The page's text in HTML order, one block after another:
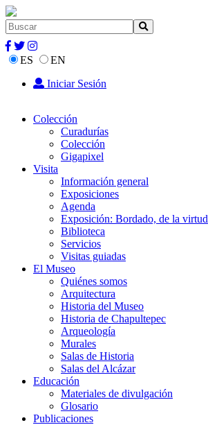
ES
EN
Iniciar Sesión
Colección
Curadurías
Colección
Gigapixel
Visita
Información general
Exposiciones
Agenda
Exposición: Bordado, de la virtud
Biblioteca
Servicios
Visitas guiadas
El Museo
Quiénes somos
Arquitectura
Historia del Museo
Historia de Chapultepec
Arqueología
Murales
Salas de Historia
Salas del Alcázar
Educación
Materiales de divulgación
Glosario
Publicaciones